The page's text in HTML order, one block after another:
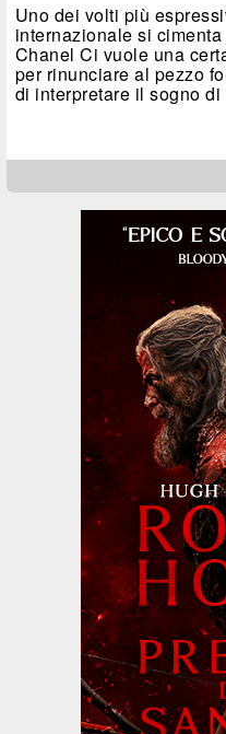
Uno dei volti più
internazionale si
Chanel Ci vuole una
per rinunciare al pezzo
di interpretare il sogno